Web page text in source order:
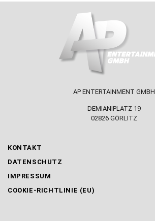
AP ENTERTAINMENT GMBH
DEMIANIPLATZ 19
02826 GÖRLITZ
KONTAKT
DATENSCHUTZ
IMPRESSUM
COOKIE-RICHTLINIE (EU)